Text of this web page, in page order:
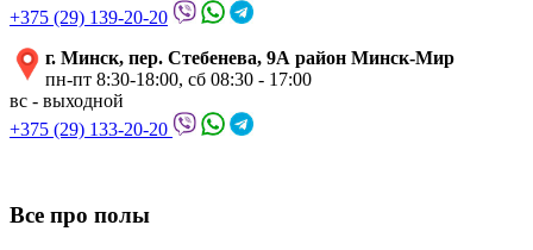
+375 (29) 139-20-20
г. Минск, пер. Стебенева, 9А район Минск-Мир
пн-пт 8:30-18:00, сб 08:30 - 17:00
вс - выходной
+375 (29) 133-20-20
Все про полы